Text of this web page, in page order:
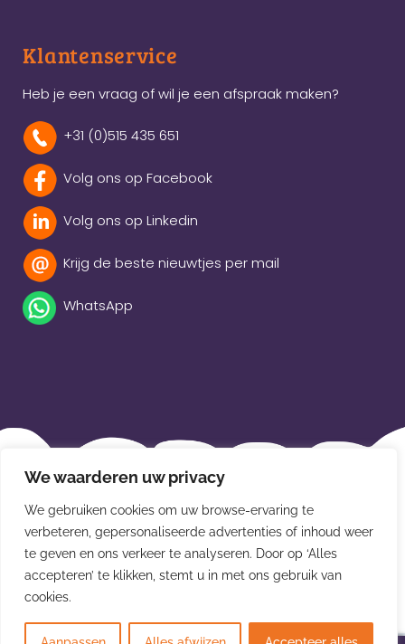
We waarderen uw privacy
We gebruiken cookies om uw browse-ervaring te
verbeteren, gepersonaliseerde advertenties of inhoud weer
te geven en ons verkeer te analyseren. Door op ‘Alles
accepteren’ te klikken, stemt u in met ons gebruik van
cookies.
Klantenservice
Heb je een vraag of wil je een afspraak maken?
+31 (0)515 435 651
Volg ons op Facebook
Volg ons op Linkedin
Krijg de beste nieuwtjes per mail
WhatsApp
Beleidsverklaring
Privacybeleid
Disclaimer
Leveringsvoorwaarden
© Van der Meulen Souvenirs en kaarten 2026